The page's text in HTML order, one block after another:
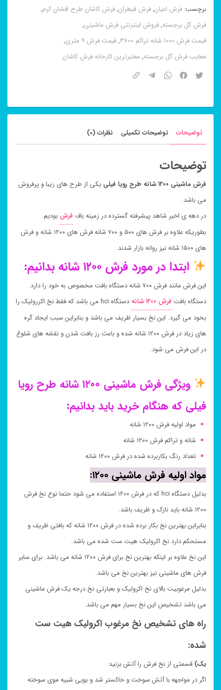
طرح
رویا
فیلی
عدد
برچسب: فرش اعیان,فرش قیطران,فرش کاشان طرح افشان کرم,
فرش گل برجسته,فروش اینترنتی فرش ماشینی,
قیمت فرش 1000 شانه تراکم 3600
,قیمت فرش 9 متری
,
معایب فرش گل برجسته, معتبرترین کارخانه فرش کاشان
توضیحات توضیحات تکمیلی نظرات (0)
توضیحات
فرش ماشینی ۱۲۰۰ شانه طرح رویا فیلی
یکی از طرح های زیبا و پرفروش
می باشد.
در دهه ی اخیر شاهد پیشرفته گسترده در زمینه باف فرش بودیم.
بطوریکه علاوه بر فرش های ۵۰۰ و ۷۰۰ شانه فرش های ۱۲۰۰ شانه و فرش
های ۱۵۰۰ شانه نیز روانه بازار شدند.
ابتدا در مورد فرش ۱۲۰۰ شانه بدانیم:
این فرش مانند فرش ۷۰۰ شانه دستگاه بافت مخصوص به خود را دارد.
دستگاه بافت فرش ۱۲۰۰ شانه
دستگاه hci می باشد که فقط نخ اکررولیک را
بخود می گیرد. این نخ بسیار ظریف می باشد و بنابراین سبب ایجاد گره
های زیاد در فرش ۱۲۰۰ شانه شده و باعث رز بافت شدن و نقشه های شلوغ
در این فرش می شود.
ویژگی فرش ماشینی ۱۲۰۰ شانه طرح رویا
فیلی که هنگام خرید باید بدانیم:
مواد اولیه فرش ۱۲۰۰ شانه
شانه و تراکم فرش ۱۲۰۰ شانه
تعداد رنگ بکاربرده شده در فرش ۱۲۰۰ شانه
مواد اولیه فرش ماشینی ۱۲۰۰:
بدلیل دستگاه hci که در فرش ۱۲۰۰ استفاده می شود حتما نوع نخ فرش
۱۲۰۰ شانه باید نازک و ظریف باشد.
بنابراین بهترین نخ بکار برده شده در فرش ۱۲۰۰ شانه که بافتی ظریف و
مستحکم دارد نخ اکرولیک هیت ست شده می باشد.
این نخ علاوه بر اینکه بهترین نخ برای فرش ۱۲۰۰ شانه می باشد. برای سایر
فرش های ماشینی نیز بهترین نخ می باشد.
بدلیل مرغوبیت بالای نخ اکرولیک و بعبارتی نخ درجه یک فرش ماشینی
می باشد تشخیص این نخ بسیار مهم می باشد.
راه های تشخیص نخ مرغوب اکرولیک هیت ست
شده:
یک) قسمتی از نخ فرش را آتش بزنید:
اگر در مواجهه با آتش سوخت و خاکستر شد و بویی شبیه موی سوخته